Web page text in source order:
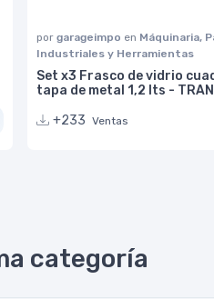
por garageimpo en Máquinaria,
Industriales y Herramientas
Set x3 Frasco de vidrio
tapa de metal 1,2 lts -
+233 Ventas
categoría